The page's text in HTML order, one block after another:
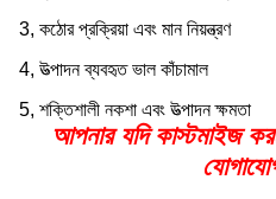
3, কঠোর প্রক্রিয়া এবং মান নিয়ন্ত্রণ
4, উত্পাদন ব্যবহৃত ভাল কাঁচামাল
5, শক্তিশালী নকশা এবং উত্পাদন ক্ষমতা
আপনার যদি কাস্টমাইজ